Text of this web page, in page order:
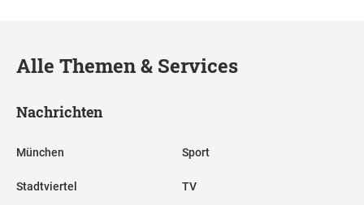
Alle Themen & Services
Nachrichten
München
Stadtviertel
Sport
TV